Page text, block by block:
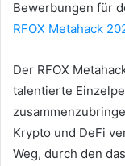
Bewerbungen für
RFOX Metahack
Der RFOX
talentierte
Krypto und DeFi
Weg, durch den